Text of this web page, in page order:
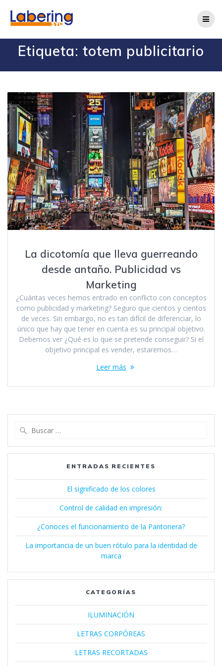
Etiqueta: totem publicitario
La dicotomía que lleva guerreando
desde antaño. Publicidad vs
Marketing
¿Cuántas veces hemos entrado en conflicto con conceptos
como publicidad y marketing? Seguro que cientos y cientos
de veces. Sin embargo, no es tan difícil de diferenciar, lo
único que hay que tener en cuenta es su principal objetivo.
Debemos ver ¿Qué es lo que se pretende conseguir? Si el
objetivo principal es vender, estaremos…
Leer más
ENTRADAS RECIENTES
El significado de los colores
Control de calidad en impresión:
¿Conoces el funcionamiento de la Pantonera?
La importancia de un buen rótulo para la identidad de
marca
CATEGORÍAS
ILUMINACIÓN
LETRAS CORPÓREAS
LETRAS RECORTADAS